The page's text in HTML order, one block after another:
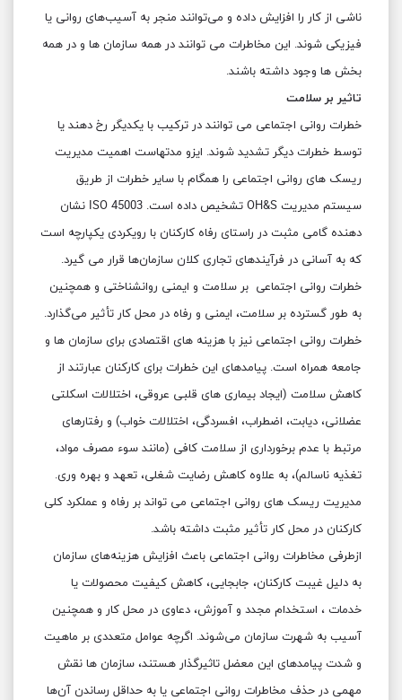
ناشی از کار را افزایش داده و می‌توانند منجر به آسیب‌های روانی یا
فیزیکی شوند. این مخاطرات می توانند در همه سازمان ها و در همه
بخش ها وجود داشته باشند.
تاثیر بر سلامت
خطرات روانی اجتماعی می توانند در ترکیب با یکدیگر رخ دهند یا
توسط خطرات دیگر تشدید شوند. ایزو مدتهاست اهمیت مدیریت
ریسک های روانی اجتماعی را همگام با سایر خطرات از طریق
سیستم مدیریت OH&S تشخیص داده است. ISO 45003 نشان
دهنده گامی مثبت در راستای رفاه کارکنان با رویکردی یکپارچه است
که به آسانی در فرآیندهای تجاری کلان سازمان‌ها قرار می گیرد.
خطرات روانی اجتماعی بر سلامت و ایمنی روانشناختی و همچنین
به طور گسترده‌ بر سلامت، ایمنی و رفاه در محل کار تأثیر می‌گذارد.
خطرات روانی اجتماعی نیز با هزینه های اقتصادی برای سازمان ها و
جامعه همراه است. پیامدهای این خطرات برای کارکنان عبارتند از
کاهش سلامت (ایجاد بیماری های قلبی عروقی، اختلالات اسکلتی
عضلانی، دیابت، اضطراب، افسردگی، اختلالات خواب) و رفتارهای
مرتبط با عدم برخورداری از سلامت کافی (مانند سوء مصرف مواد،
تغذیه ناسالم)، به علاوه کاهش رضایت شغلی، تعهد و بهره وری.
مدیریت ریسک های روانی اجتماعی می تواند بر رفاه و عملکرد کلی
کارکنان در محل کار تأثیر مثبت داشته باشد.
ازطرفی مخاطرات روانی اجتماعی باعث افزایش هزینه‌های سازمان
به دلیل غیبت کارکنان، جابجایی، کاهش کیفیت محصولات یا
خدمات ، استخدام مجدد و آموزش، دعاوی در محل کار و همچنین
آسیب به شهرت سازمان می‌شوند. اگرچه عوامل متعددی بر ماهیت
و شدت پیامدهای این معضل تاثیرگذار هستند، سازمان ها نقش
مهمی در حذف مخاطرات روانی اجتماعی یا به حداقل رساندن آن‌ها